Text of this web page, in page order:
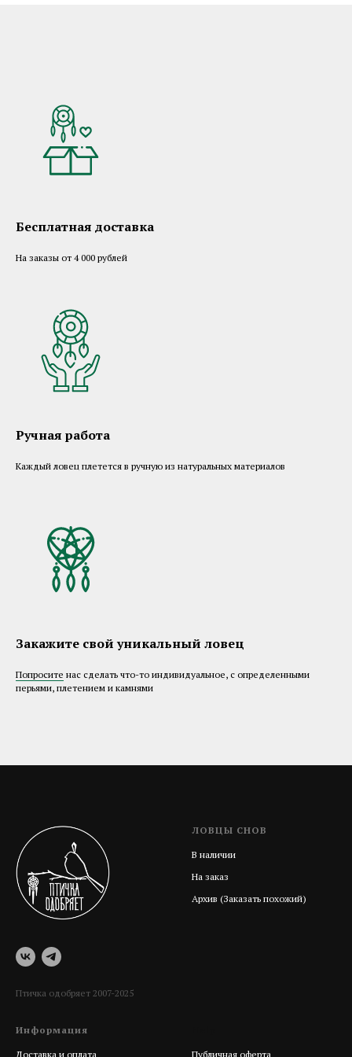
Бесплатная доставка
На заказы от 4 000 рублей
Ручная работа
Каждый ловец плетется в ручную из натуральных материалов
Закажите свой уникальный ловец
Попросите нас сделать что-то индивидуальное, с определенными
перьями, плетением и камнями
Птичка одобряет 2007-2025
ЛОВЦЫ СНОВ
В наличии
На заказ
Архив (Заказать похожий)
Информация
Доставка и оплата Публичная оферта